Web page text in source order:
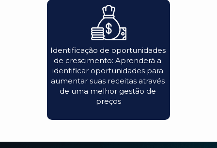
Identificação de oportunidades
de crescimento: Aprenderá a
identificar oportunidades para
aumentar suas receitas através
de uma melhor gestão de
preços